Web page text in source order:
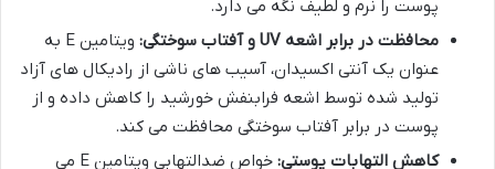
پوست را نرم و لطیف نگه می دارد.
محافظت در برابر اشعه UV و آفتاب سوختگی:
ویتامین E به
عنوان یک آنتی اکسیدان، آسیب های ناشی از رادیکال های آزاد
تولید شده توسط اشعه فرابنفش خورشید را کاهش داده و از
پوست در برابر آفتاب سوختگی محافظت می کند.
کاهش التهابات پوستی:
خواص ضدالتهابی ویتامین E می